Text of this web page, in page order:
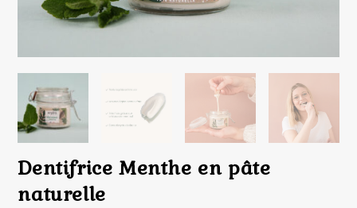
Dentifrice Menthe en pâte
naturelle